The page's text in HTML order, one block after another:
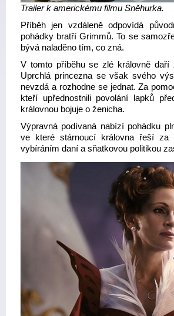
Trailer k americkému filmu Sněhurka.
Příběh jen vzdáleně odpovídá
pohádky bratří Grimmů. To se
bývá naladěno tím, co zná.
V tomto příběhu se zlé královně daří
Uprchlá princezna se však svého
nevzdá a rozhodne se jednat. Za
kteří upřednostnili povolání lapků
královnou bojuje o ženicha.
Výpravná podívaná nabízí pohádku
ve které stárnoucí královna řeší za
vybíráním daní a sňatkovou politikou